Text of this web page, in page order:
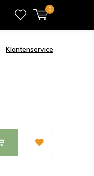
0
Klantenservice